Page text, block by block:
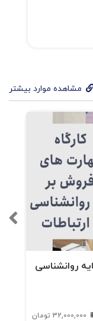
مشاهده موارد بیشتر
روانشناسی
32,000,000 تومان